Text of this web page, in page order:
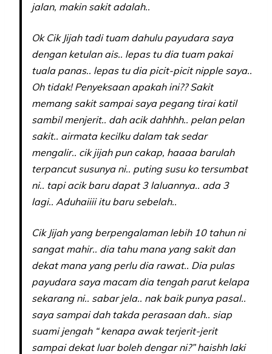
jalan, makin sakit adalah..
Ok Cik Jijah tadi tuam dahulu payudara saya
dengan ketulan ais.. lepas tu dia tuam pakai
tuala panas.. lepas tu dia picit-picit nipple saya..
Oh tidak! Penyeksaan apakah ini?? Sakit
memang sakit sampai saya pegang tirai katil
sambil menjerit.. dah acik dahhhh.. pelan pelan
sakit.. airmata kecilku dalam tak sedar
mengalir.. cik jijah pun cakap, haaaa barulah
terpancut susunya ni.. puting susu ko tersumbat
ni.. tapi acik baru dapat 3 laluannya.. ada 3
lagi.. Aduhaiiii itu baru sebelah..
Cik Jijah yang berpengalaman lebih 10 tahun ni
sangat mahir.. dia tahu mana yang sakit dan
dekat mana yang perlu dia rawat.. Dia pulas
payudara saya macam dia tengah parut kelapa
sekarang ni.. sabar jela.. nak baik punya pasal..
saya sampai dah takda perasaan dah.. siap
suami jengah “ kenapa awak terjerit-jerit
sampai dekat luar boleh dengar ni?” haishh laki